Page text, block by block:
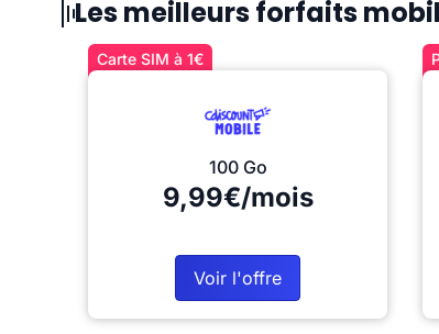
Les meilleurs forfaits
Carte SIM à 1€
100 Go
9,99€/mois
Voir l'offre